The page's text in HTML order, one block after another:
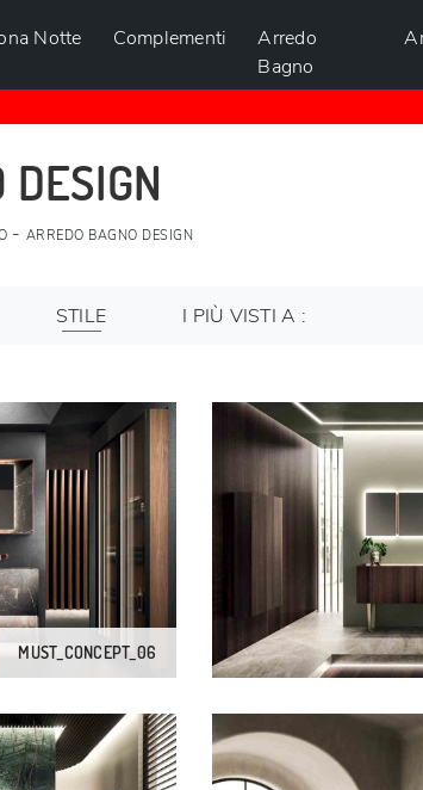
Notte Complementi
Arredo
Bagno
DESIGN
- ARREDO BAGNO DESIGN
STILE I PIÙ VISTI A :
MUST_CONCEPT_06